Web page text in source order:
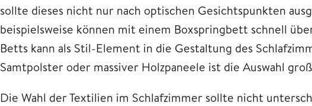
sollte dieses nicht nur nach optischen Gesichtspunkten
beispielsweise können mit einem Boxspringbett schnell
Betts kann als Stil-Element in die Gestaltung des
Samtpolster oder massiver Holzpaneele ist die Auswahl
Die Wahl der Textilien im Schlafzimmer sollte nicht